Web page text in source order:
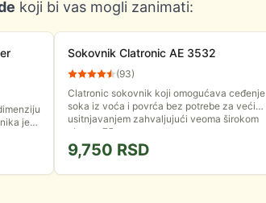
koji bi vas mogli zanimati:
je
Sokovnik Clatronic AE 3532
(93)
Clatronic sokovnik koji omogućava ceđenje
soka iz voća i povrća bez potrebe za većim
usitnjavanjem zahvaljujući veoma širokom
ulazu - 75mm....
9,750 RSD